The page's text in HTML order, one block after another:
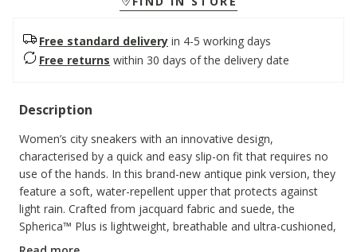
Free standard delivery in 4-5 working days
Free returns within 30 days of the delivery date
Description
Women’s city sneakers with an innovative design,
characterised by a quick and easy slip-on fit that requires no
use of the hands. In this brand-new antique pink version, they
feature a soft, water-repellent upper that protects against
light rain. Crafted from jacquard fabric and suede, the
Spherica™ Plus is lightweight, breathable and ultra-cushioned,
offering total, effortless comfort.